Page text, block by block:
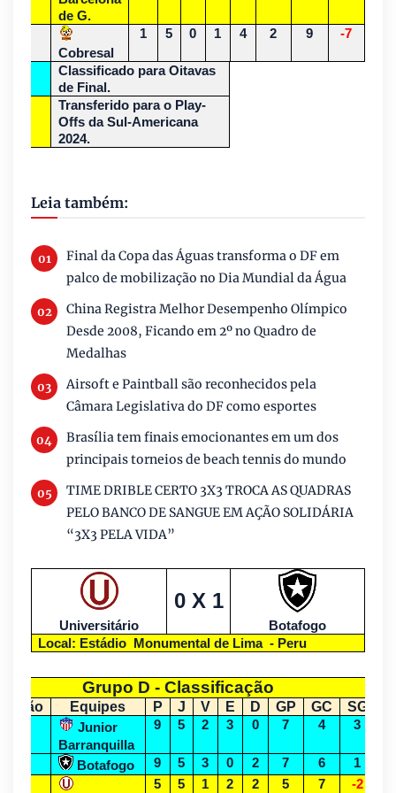
de G.
Cobresal
1 5 0 1 4 2 9 -7
Classificado para Oitavas
de Final.
Transferido para o Play-
Offs da Sul-Americana
2024.
Leia também:
Final da Copa das Águas transforma o DF em
palco de mobilização no Dia Mundial da Água
China Registra Melhor Desempenho Olímpico
Desde 2008, Ficando em 2º no Quadro de
Medalhas
Airsoft e Paintball são reconhecidos pela
Câmara Legislativa do DF como esportes
Brasília tem finais emocionantes em um dos
principais torneios de beach tennis do mundo
TIME DRIBLE CERTO 3X3 TROCA AS QUADRAS
PELO BANCO DE SANGUE EM AÇÃO SOLIDÁRIA
“3X3 PELA VIDA”
Universitário
0 X 1
Botafogo
Local: Estádio Monumental de Lima - Peru
Grupo D - Classificação
Equipes P J V E D GP GC SG
Junior
Barranquilla
9 5 2 3 0 7 4 3
Botafogo 9 5 3 0 2 7 6
1
5 5 1 2 2 5 7 -2